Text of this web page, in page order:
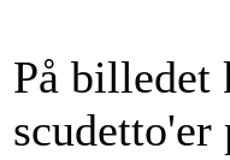
På billedet